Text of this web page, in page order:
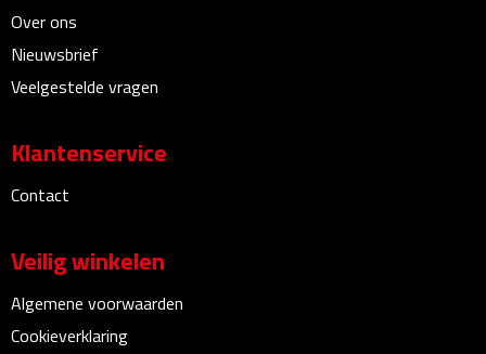
Bureau Toebehoren
Bureaulampen
Bureau organizers
Bureausets
Over ons
Nieuwsbrief
Veelgestelde vragen
Klantenservice
Contact
Veilig winkelen
Algemene voorwaarden
Cookieverklaring